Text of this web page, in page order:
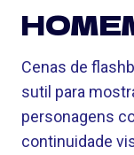
Cenas de
sutil para
personagens
continuidade